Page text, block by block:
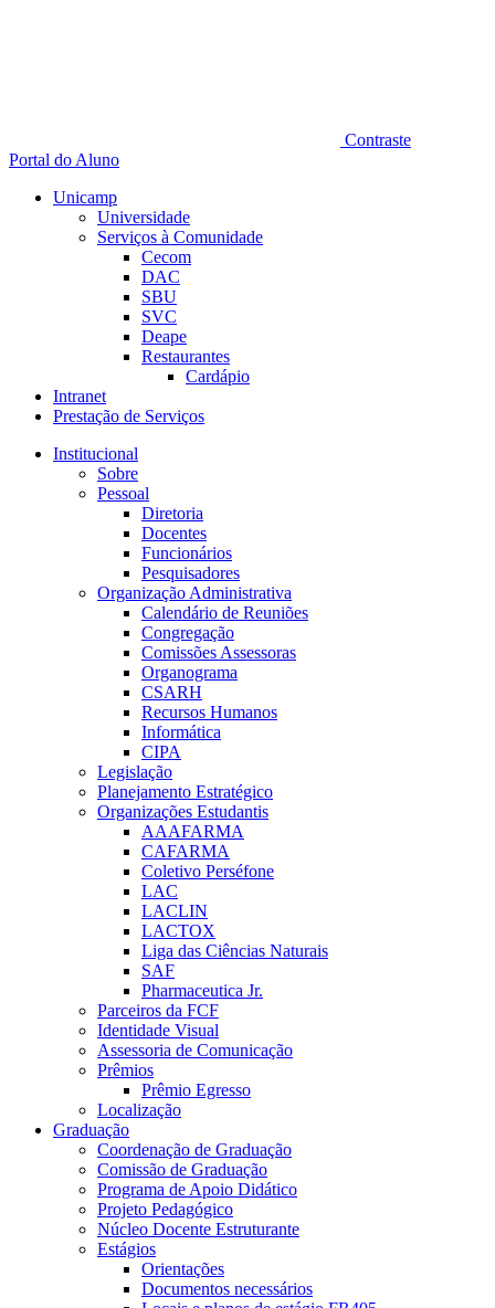
Contraste
Portal do Aluno
Unicamp
Universidade
Serviços à Comunidade
Cecom
DAC
SBU
SVC
Deape
Restaurantes
Cardápio
Intranet
Prestação de Serviços
Institucional
Sobre
Pessoal
Diretoria
Docentes
Funcionários
Pesquisadores
Organização Administrativa
Calendário de Reuniões
Congregação
Comissões Assessoras
Organograma
CSARH
Recursos Humanos
Informática
CIPA
Legislação
Planejamento Estratégico
Organizações Estudantis
AAAFARMA
CAFARMA
Coletivo Perséfone
LAC
LACLIN
LACTOX
Liga das Ciências Naturais
SAF
Pharmaceutica Jr.
Parceiros da FCF
Identidade Visual
Assessoria de Comunicação
Prêmios
Prêmio Egresso
Localização
Graduação
Coordenação de Graduação
Comissão de Graduação
Programa de Apoio Didático
Projeto Pedagógico
Núcleo Docente Estruturante
Estágios
Orientações
Documentos necessários